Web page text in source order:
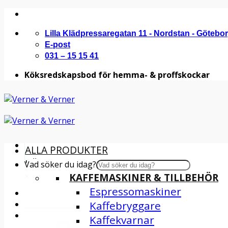
Skip
content
Lilla Klädpressaregatan 11 - Nordstan -
E-post
031 – 15 15 41
Köksredskapsbod för hemma- & proffskockar
Vad söker du idag?
INSPIRATION
ALLA PRODUKTER
KÖKSMASKINER
KAFFEMASKINER & TILLBEHÖR
Espressomaskiner
Kaffebryggare
Kaffekvarnar